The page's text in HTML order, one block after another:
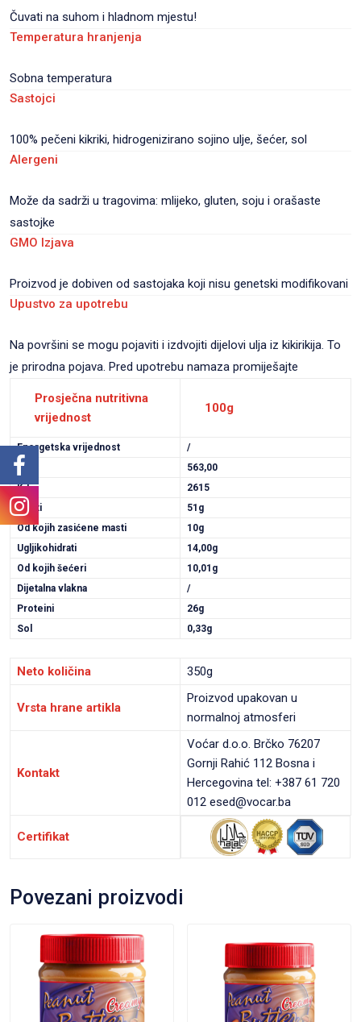
Čuvati na suhom i hladnom mjestu!
Temperatura hranjenja
Sobna temperatura
Sastojci
100% pečeni kikriki, hidrogenizirano sojino ulje, šećer, sol
Alergeni
Može da sadrži u tragovima: mlijeko, gluten, soju i orašaste
sastojke
GMO Izjava
Proizvod je dobiven od sastojaka koji nisu genetski modifikovani
Upustvo za upotrebu
Na površini se mogu pojaviti i izdvojiti dijelovi ulja iz kikirikija. To
je prirodna pojava. Pred upotrebu namaza promiješajte
Prosječna nutritivna
vrijednost
100g
Energetska vrijednost
/
kcal
563,00
KJ
2615
Masti
51g
Od kojih zasićene masti
10g
Ugljikohidrati
14,00g
Od kojih šećeri
10,01g
Dijetalna vlakna
/
Proteini
26g
Sol
0,33g
Neto količina 350g
Vrsta hrane artikla
Proizvod upakovan u
normalnoj atmosferi
Kontakt
Voćar d.o.o. Brčko 76207
Gornji Rahić 112 Bosna i
Hercegovina tel: +387 61 720
012 esed@vocar.ba
Certifikat
Povezani proizvodi
VIEW PRODUCT